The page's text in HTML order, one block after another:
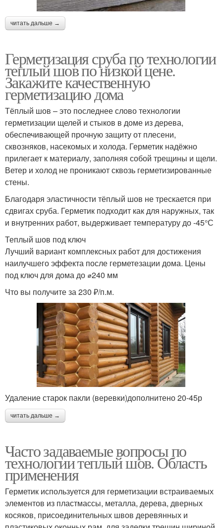
читать дальше →
Герметизация сруба по технологии
теплый шов по низкой цене.
Закажите качественную
герметизацию дома
Тёплый шов – это последнее слово технологии
герметизации щелей и стыков в доме из дерева,
обеспечивающей прочную защиту от плесени,
сквозняков, насекомых и холода. Герметик надёжно
прилегает к материалу, заполняя собой трещины и щели.
Ветер и холод не проникают сквозь герметизированные
стены.
Благодаря эластичности тёплый шов не трескается при
сдвигах сруба. Герметик подходит как для наружных, так
и внутренних работ, выдерживает температуру до -45°С
Теплый шов под ключ
Лучший вариант комплексных работ для достижения
наилучшего эффекта после герметезации дома. Цены
под ключ для дома до ⌀240 мм
Что вы получите за 230 ₽/п.м.
Удаление старок пакли (веревки)дополнитено 20-45р
читать дальше →
Часто задаваемые вопросы по
технологии теплый шов. Область
применения
Герметик используется для герметизации встраиваемых
элементов из пластмассы, металла, дерева, дверных
косяков, присоединительных швов деревянных и